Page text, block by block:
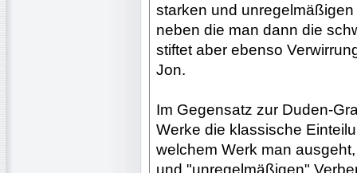
starken und
neben die man dann die
stiftet aber ebenso
Jon.
Im Gegensatz zur Duden-
Werke die klassische
welchem Werk man
und "unregelmäßigen"